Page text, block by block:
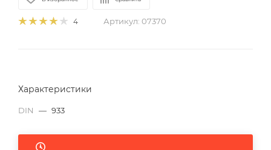
4 Артикул: 07370
Характеристики
DIN — 933